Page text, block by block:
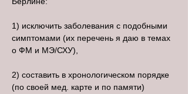
1) исключить заболевания с подобными
симптомами (их перечень я даю в темах
о ФМ и МЭ/СХУ),
2) составить в хронологическом порядке
(по своей мед. карте и по памяти)